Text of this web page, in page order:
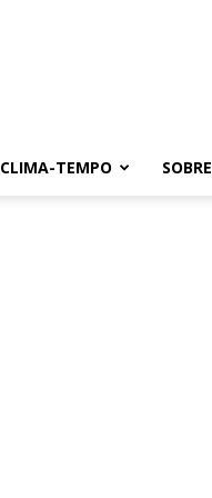
CLIMA-TEMPO SOBRE